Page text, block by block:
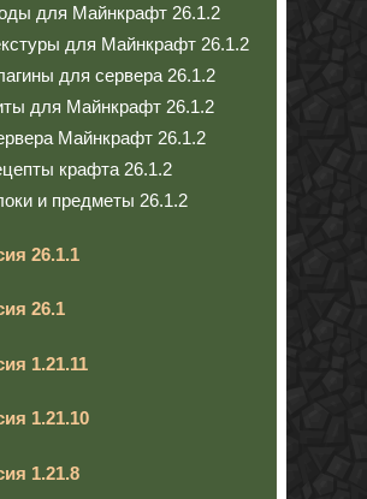
для Майнкрафт 26.1.2
для Майнкрафт 26.1.2
для сервера 26.1.2
для Майнкрафт 26.1.2
Майнкрафт 26.1.2
крафта 26.1.2
и предметы 26.1.2
26.1.1
26.1
1.21.11
1.21.10
1.21.8